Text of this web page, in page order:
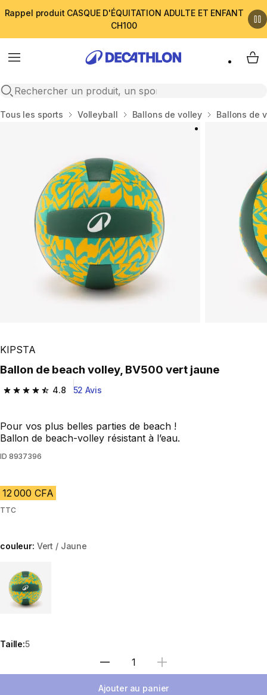
Rappel produit CASQUE D'ÉQUITATION ADULTE ET ENFANT
CH100
Menu
Open search
My
Accueil
Tous les sports Volleyball Ballons de volley Ballons de
KIPSTA
Ballon de beach volley, BV500 vert jaune
4.8
4.8 out of 5 stars from 52 reviews
52 Avis
Pour vos plus belles parties de beach !
Ballon de beach-volley résistant à l’eau.
ID 8937396
12 000 CFA
TTC
couleur: Vert / Jaune
Choose a variant
Taille:5
Choisir une quantité
Ajouter au panier